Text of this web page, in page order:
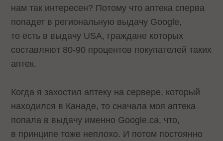
нам так интересен? Потому что аптека сперва
попадет в региональную выдачу Google,
то есть в выдачу USA, граждане которых
составляют 80-90 процентов покупателей таких
аптек.
Когда я захостил аптеку на сервере, который
находился в Канаде, то сначала моя аптека
попала в выдачу именно Google.ca, что,
в принципе тоже неплохо. И потом постоянно